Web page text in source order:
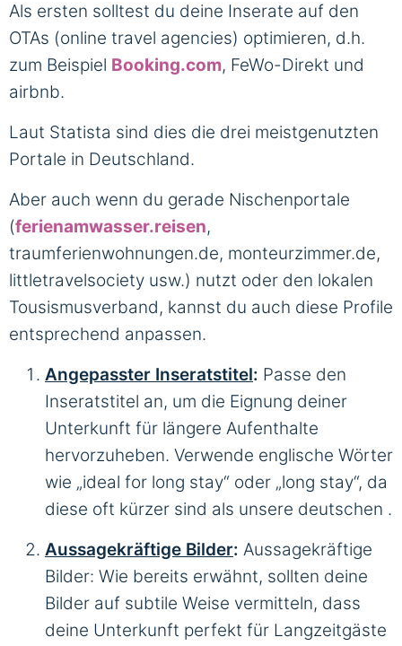
Als ersten solltest du deine Inserate auf den
OTAs (online travel agencies) optimieren, d.h.
zum Beispiel Booking.com, FeWo-Direkt und
airbnb.
Laut Statista sind dies die drei meistgenutzten
Portale in Deutschland.
Aber auch wenn du gerade Nischenportale
(ferienamwasser.reisen,
traumferienwohnungen.de, monteurzimmer.de,
littletravelsociety usw.) nutzt oder den lokalen
Tousismusverband, kannst du auch diese Profile
entsprechend anpassen.
Angepasster Inseratstitel: Passe den
Inseratstitel an, um die Eignung deiner
Unterkunft für längere Aufenthalte
hervorzuheben. Verwende englische Wörter
wie „ideal for long stay“ oder „long stay“, da
diese oft kürzer sind als unsere deutschen .
Aussagekräftige Bilder: Aussagekräftige
Bilder: Wie bereits erwähnt, sollten deine
Bilder auf subtile Weise vermitteln, dass
deine Unterkunft perfekt für Langzeitgäste